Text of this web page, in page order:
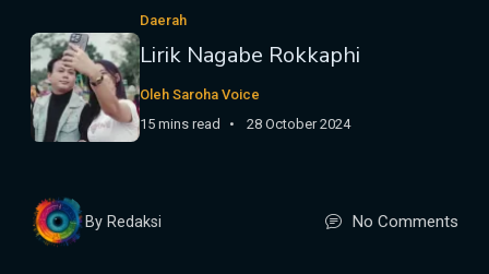
Daerah
Lirik Nagabe Rokkaphi
Oleh Saroha Voice
15 mins read
28 October 2024
By Redaksi No Comments